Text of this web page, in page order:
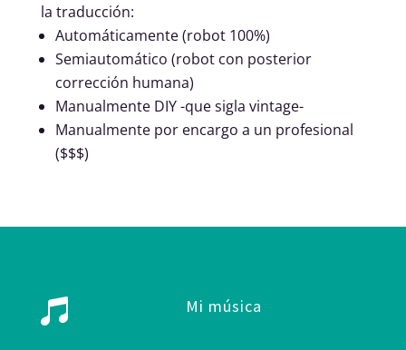
la traducción:
Automáticamente (robot 100%)
Semiautomático (robot con posterior
corrección humana)
Manualmente DIY -que sigla vintage-
Manualmente por encargo a un profesional
($$$)
 Mi música